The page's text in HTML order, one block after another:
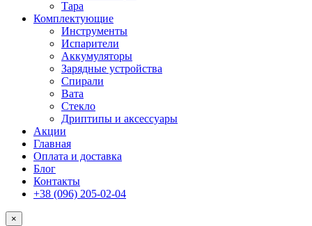
Тара
Комплектующие
Инструменты
Испарители
Аккумуляторы
Зарядные устройства
Спирали
Вата
Стекло
Дриптипы и аксессуары
Акции
Главная
Оплата и доставка
Блог
Контакты
+38 (096) 205-02-04
×